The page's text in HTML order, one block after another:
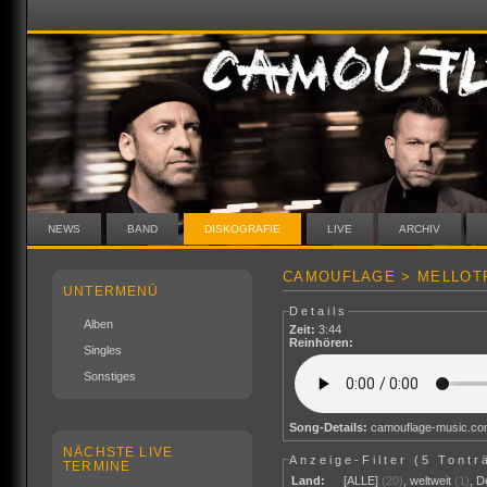
NEWS BAND DISKOGRAFIE LIVE ARCHIV
UNTERMENÜ
Alben
Singles
Sonstiges
NÄCHSTE LIVE
TERMINE
CAMOUFLAGE >
Details
Zeit: 3:44
Reinhören:
Song-Details: camouflage-
Anzeige-Filter (5
Land:
[ALLE] (20) ,weltweit (1)